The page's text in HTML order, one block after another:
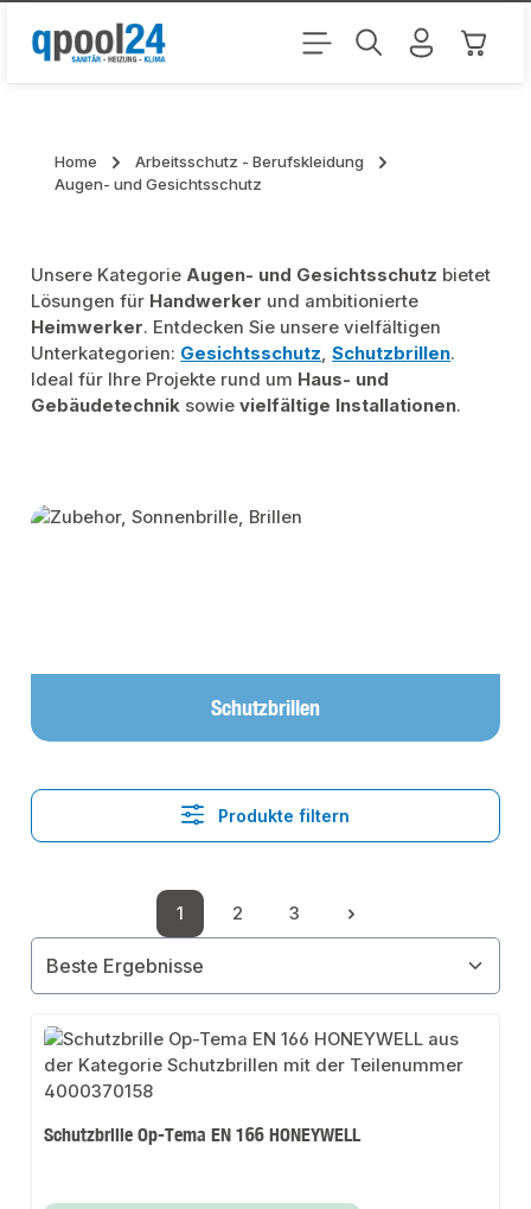
Zum Hauptinhalt springen
Home
Arbeitsschutz - Berufskleidung
Augen- und Gesichtsschutz
Unsere Kategorie Augen- und Gesichtsschutz bietet
Lösungen für Handwerker und ambitionierte
Heimwerker. Entdecken Sie unsere vielfältigen
Unterkategorien: Gesichtsschutz,Schutzbrillen.
Ideal für Ihre Projekte rund um Haus- und
Gebäudetechnik sowievielfältige Installationen.
Kategoriegalerie überspringen
Schutzbrillen
Produkte filtern
Seite
1
Seite
2
Seite
3
Schutzbrille Op-Tema EN 166 HONEYWELL